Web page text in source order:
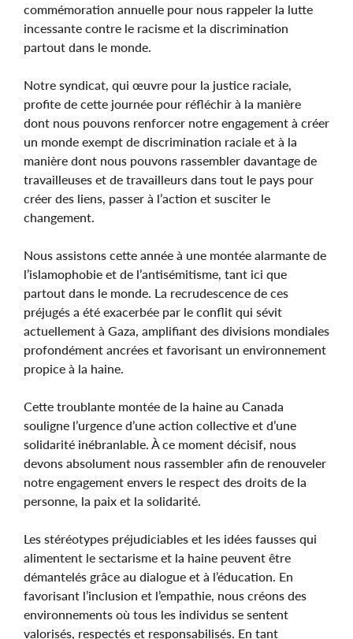
commémoration annuelle pour nous rappeler la lutte
incessante contre le racisme et la discrimination
partout dans le monde.
Notre syndicat, qui œuvre pour la justice raciale,
profite de cette journée pour réfléchir à la manière
dont nous pouvons renforcer notre engagement à créer
un monde exempt de discrimination raciale et à la
manière dont nous pouvons rassembler davantage de
travailleuses et de travailleurs dans tout le pays pour
créer des liens, passer à l’action et susciter le
changement.
Nous assistons cette année à une montée alarmante de
l’islamophobie et de l’antisémitisme, tant ici que
partout dans le monde. La recrudescence de ces
préjugés a été exacerbée par le conflit qui sévit
actuellement à Gaza, amplifiant des divisions mondiales
profondément ancrées et favorisant un environnement
propice à la haine.
Cette troublante montée de la haine au Canada
souligne l’urgence d’une action collective et d’une
solidarité inébranlable. À ce moment décisif, nous
devons absolument nous rassembler afin de renouveler
notre engagement envers le respect des droits de la
personne, la paix et la solidarité.
Les stéréotypes préjudiciables et les idées fausses qui
alimentent le sectarisme et la haine peuvent être
démantelés grâce au dialogue et à l’éducation. En
favorisant l’inclusion et l’empathie, nous créons des
environnements où tous les individus se sentent
valorisés, respectés et responsabilisés. En tant